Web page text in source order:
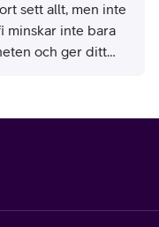
sett allt, men inte
minskar inte bara
och ger ditt